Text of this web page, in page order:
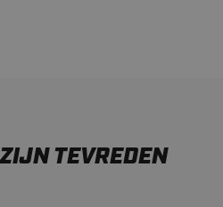
TEVREDEN